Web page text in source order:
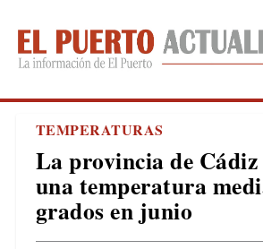
TEMPERATURAS
La provincia de
una temperatura
grados en junio